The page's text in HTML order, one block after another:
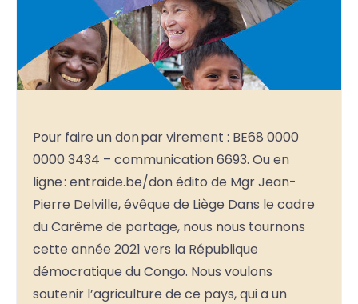
Pour faire un don par virement : BE68 0000
0000 3434 – communication 6693. Ou en
ligne : entraide.be/don édito de Mgr Jean-
Pierre Delville, évêque de Liège Dans le cadre
du Carême de partage, nous nous tournons
cette année 2021 vers la République
démocratique du Congo. Nous voulons
soutenir l’agriculture de ce pays, qui a un